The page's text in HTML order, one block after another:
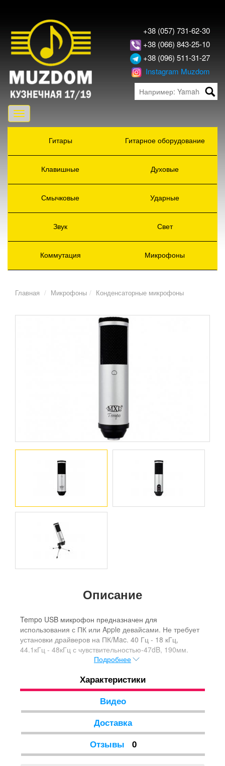
+38 (057) 731-62-30
+38 (066) 843-25-10
+38 (096) 511-31-27
Instagram Muzdom
Toggle
navigation
Гитары
Гитарное оборудование
Клавишные Духовые
Смычковые Ударные
Звук Свет
Коммутация Микрофоны
Главная Микрофоны Конденсаторные микрофоны
Описание
Tempo USB микрофон предназначен для
использования с ПК или Apple девайсами. Не требует
установки драйверов на ПК/Mac. 40 Гц - 18 кГц,
44.1кГц - 48кГц с чувствительностью-47dB, 190мм.
Микрофон MXL Tempo USB подключается к вашему
Camera Connection Kit (в комплект не входит).
Поддерживает большинство известных интернет
систем связи, включая ooVoo, Skype, IChat и Google
Talk. . В комплекте стенд для установки, жесткое
крепление и USB кабель. Цвет серебристо-черный.
Подробнее
Характеристики
Видео
Доставка
Отзывы
0